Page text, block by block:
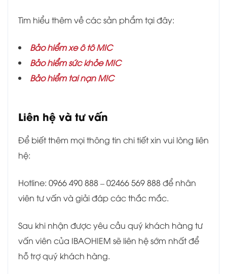
Tìm hiểu thêm về các sản phẩm tại đây:
Bảo hiểm xe ô tô MIC
Bảo hiểm sức khỏe MIC
Bảo hiểm tai nạn MIC
Liên hệ và tư vấn
Để biết thêm mọi thông tin chi tiết xin vui lòng liên
hệ:
Hotline: 0966 490 888 – 02466 569 888 để nhân
viên tư vấn và giải đáp các thắc mắc.
Sau khi nhận được yêu cầu quý khách hàng tư
vấn viên của IBAOHIEM sẽ liên hệ sớm nhất để
hỗ trợ quý khách hàng.